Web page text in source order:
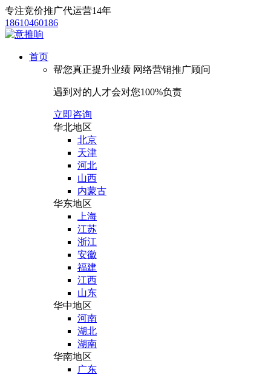
专注竞价推广代运营14年
18610460186
首页
帮您真正提升业绩 网络营销推广顾问
遇到对的人才会对您100%负责
立即咨询
华北地区
北京
天津
河北
山西
内蒙古
华东地区
上海
江苏
浙江
安徽
福建
江西
山东
华中地区
河南
湖北
湖南
华南地区
广东